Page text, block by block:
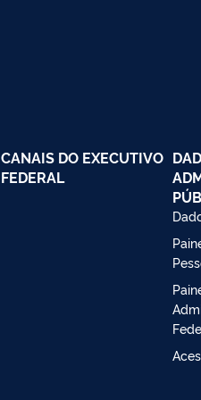
CANAIS DO EXECUTIVO
FEDERAL